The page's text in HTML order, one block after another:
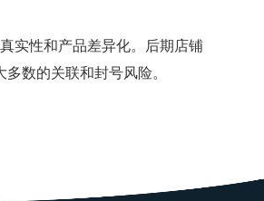
实性和产品差异化。后期店铺
数的关联和封号风险。